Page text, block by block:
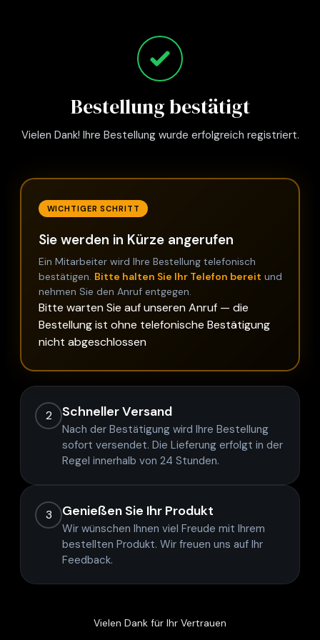
Bestellung bestätigt
Vielen Dank! Ihre Bestellung wurde erfolgreich registriert.
WICHTIGER SCHRITT
Sie werden in Kürze angerufen
Ein Mitarbeiter wird Ihre Bestellung telefonisch
bestätigen. Bitte halten Sie Ihr Telefon bereit und
nehmen Sie den Anruf entgegen.
Bitte warten Sie auf unseren Anruf — die
Bestellung ist ohne telefonische Bestätigung
nicht abgeschlossen
2 Schneller Versand
Nach der Bestätigung wird Ihre Bestellung
sofort versendet. Die Lieferung erfolgt in der
Regel innerhalb von 24 Stunden.
3 Genießen Sie Ihr Produkt
Wir wünschen Ihnen viel Freude mit Ihrem
bestellten Produkt. Wir freuen uns auf Ihr
Feedback.
Vielen Dank für Ihr Vertrauen